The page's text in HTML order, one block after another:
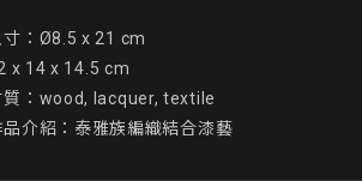
寸：Ø8.5 x 21 cm
x 14 x 14.5 cm
質：wood, lacquer, textile
品介紹：泰雅族編織結合漆藝